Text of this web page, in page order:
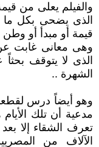
والفيلم يعلى من
الذى يضحى بكل ما
قيمة أو مبدأ أو وطن
وهى معانى غابت
الذى لا يتوقف
الشهرة ..
وهو أيضاً درس
مدعية أن تلك
الآلاف من